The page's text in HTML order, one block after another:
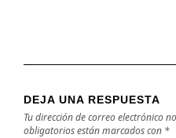
DEJA UNA RESPUESTA
Tu dirección de correo electrónico
obligatorios están marcados con *